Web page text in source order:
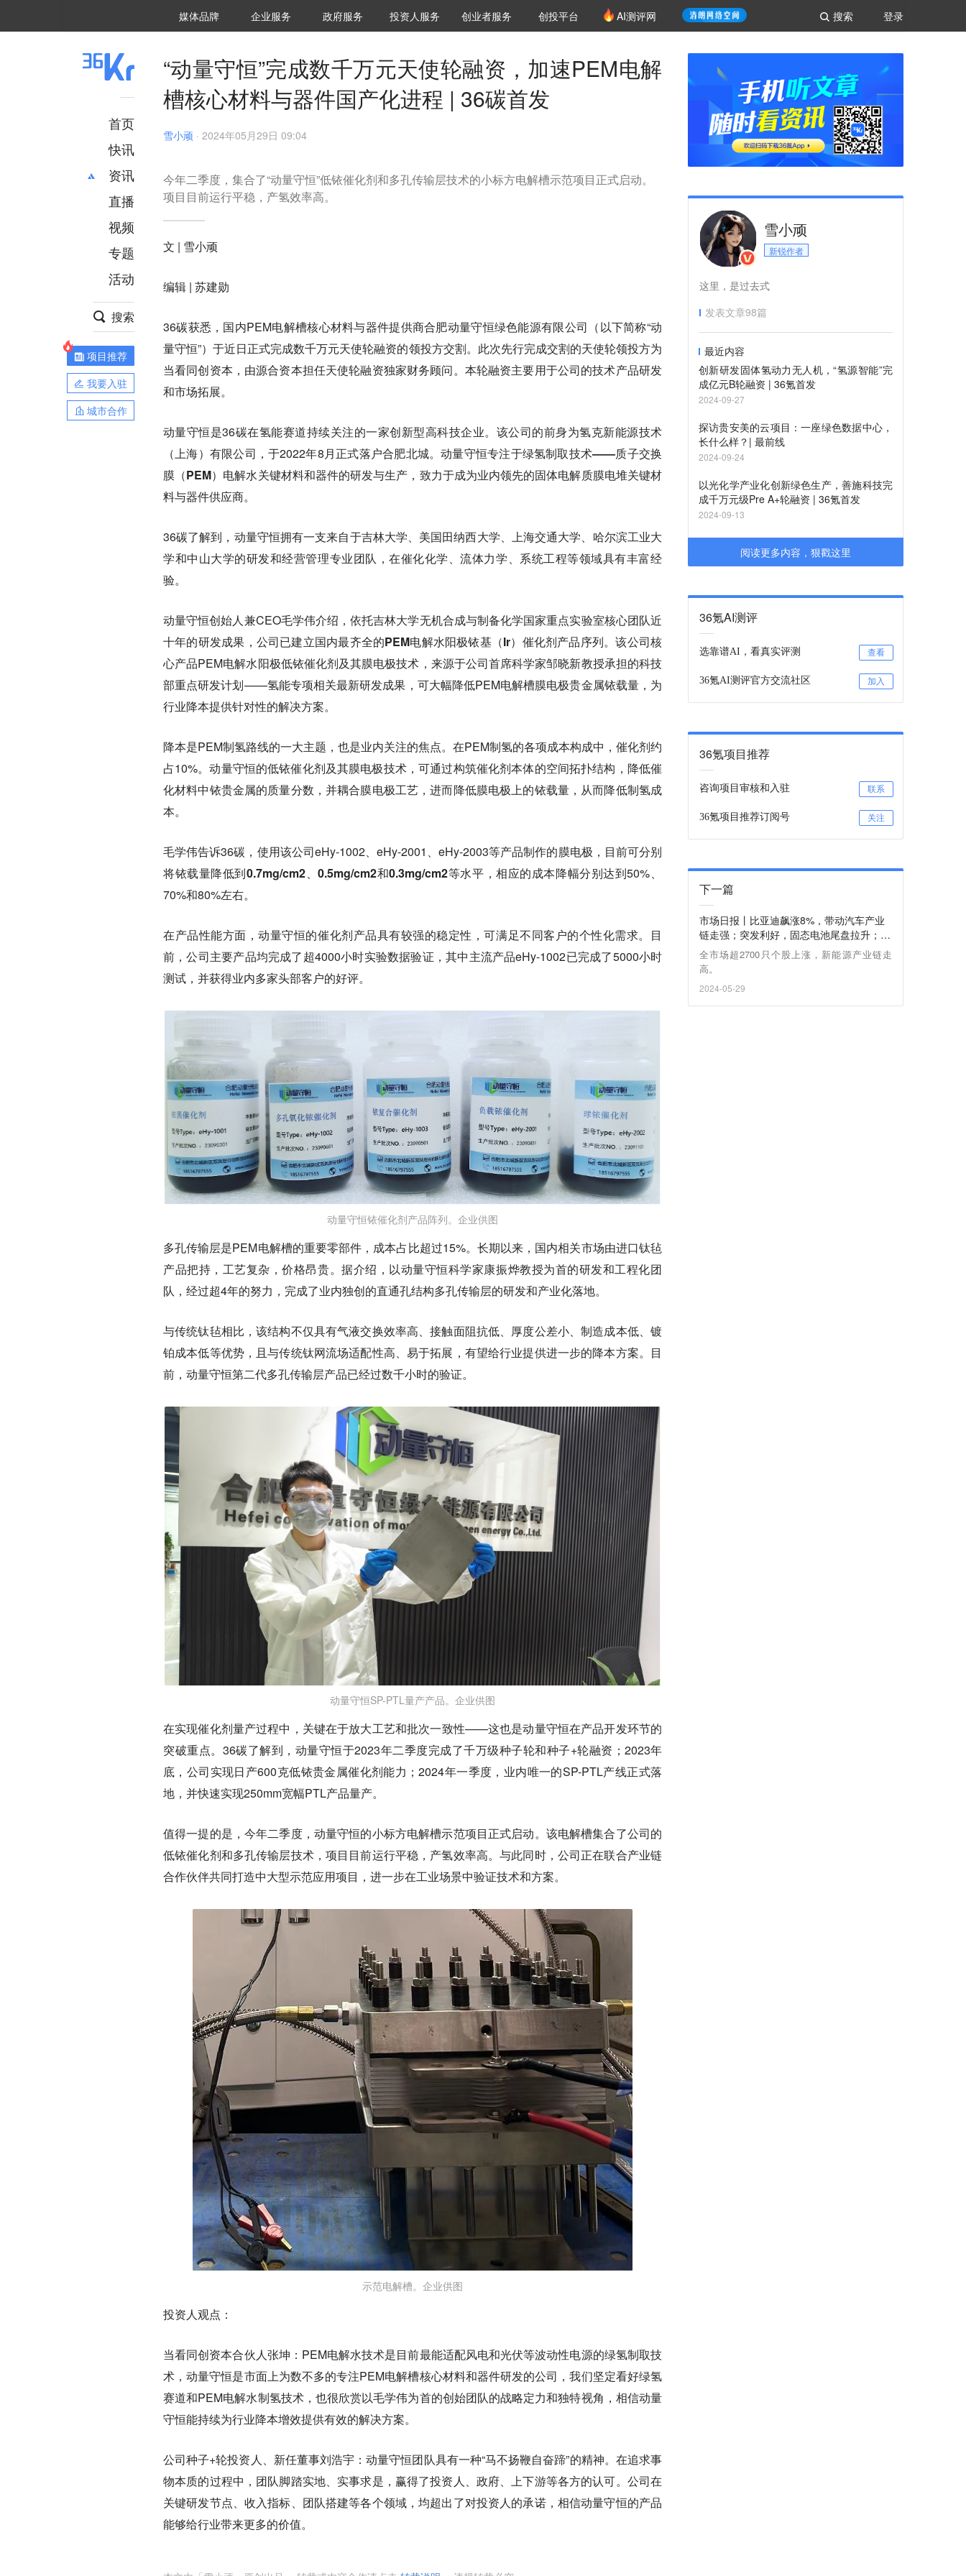
登录
搜索
媒体品牌 36Kr研究院
企业服务 城市之窗
政府服务 VClub投资机构库
投资机构职位推介
投资人服务 创投氪堂
创业者服务 创投平台 AI测评网
首页
快讯
资讯
推荐
财经
项目推荐
安徽
直播
视频
专题
活动
搜索
项目推荐
我要入驻
城市合作
“动量守恒”完成数千万元天使轮融资，加速PEM电解
槽核心材料与器件国产化进程 | 36碳首发
雪小顽 · 2024年05月29日 09:04
今年二季度，集合了“动量守恒”低铱催化剂和多孔传输层技术的小标方电解槽示范项目正式启动。
项目目前运行平稳，产氢效率高。
文 | 雪小顽
编辑 | 苏建勋
36碳获悉，国内PEM电解槽核心材料与器件提供商合肥动量守恒绿色能源有限公司（以下简称“动
量守恒”）于近日正式完成数千万元天使轮融资的领投方交割。此次先行完成交割的天使轮领投方为
当看同创资本，由源合资本担任天使轮融资独家财务顾问。本轮融资主要用于公司的技术产品研发
和市场拓展。
动量守恒是36碳在氢能赛道持续关注的一家创新型高科技企业。该公司的前身为氢克新能源技术
（上海）有限公司，于2022年8月正式落户合肥北城。动量守恒专注于绿氢制取技术——质子交换
膜（PEM）电解水关键材料和器件的研发与生产， 致力于成为业内领先的固体电解质膜电堆关键材
料与器件供应商。
36碳了解到，动量守恒拥有一支来自于吉林大学、美国田纳西大学、上海交通大学、哈尔滨工业大
学和中山大学的研发和经营管理专业团队，在催化化学、流体力学、系统工程等领域具有丰富经
验。
动量守恒创始人兼CEO毛学伟介绍，依托吉林大学无机合成与制备化学国家重点实验室核心团队近
十年的研发成果， 公司已建立国内最齐全的PEM电解水阳极铱基（Ir）催化剂产品序列。该公司核
心产品PEM电解水阳极低铱催化剂及其膜电极技术，来源于公司首席科学家邹晓新教授承担的科技
部重点研发计划——氢能专项相关最新研发成果，可大幅降低PEM电解槽膜电极贵金属铱载量，为
行业降本提供针对性的解决方案。
降本是PEM制氢路线的一大主题，也是业内关注的焦点。在PEM制氢的各项成本构成中，催化剂约
占10%。动量守恒的低铱催化剂及其膜电极技术，可通过构筑催化剂本体的空间拓扑结构，降低催
化材料中铱贵金属的质量分数，并耦合膜电极工艺，进而降低膜电极上的铱载量，从而降低制氢成
本。
毛学伟告诉36碳，使用该公司eHy-1002、eHy-2001、eHy-2003等产品制作的膜电极， 目前可分别
将铱载量降低到0.7mg/cm2、0.5mg/cm2和0.3mg/cm2等水平，相应的成本降幅分别达到50%、
70%和80%左右。
在产品性能方面，动量守恒的催化剂产品具有较强的稳定性，可满足不同客户的个性化需求。目
前，公司主要产品均完成了超4000小时实验数据验证，其中主流产品eHy-1002已完成了5000小时
测试，并获得业内多家头部客户的好评。
动量守恒铱催化剂产品阵列。企业供图
多孔传输层是PEM电解槽的重要零部件，成本占比超过15%。长期以来，国内相关市场由进口钛毡
产品把持，工艺复杂，价格昂贵。据介绍，以动量守恒科学家康振烨教授为首的研发和工程化团
队，经过超4年的努力，完成了业内独创的直通孔结构多孔传输层的研发和产业化落地。
与传统钛毡相比，该结构不仅具有气液交换效率高、接触面阻抗低、厚度公差小、制造成本低、镀
铂成本低等优势，且与传统钛网流场适配性高、易于拓展，有望给行业提供进一步的降本方案。目
前， 动量守恒第二代多孔传输层产品已经过数千小时的验证。
动量守恒SP-PTL量产产品。企业供图
在实现催化剂量产过程中，关键在于放大工艺和批次一致性——这也是动量守恒在产品开发环节的
突破重点。36碳了解到，动量守恒于2023年二季度完成了千万级种子轮和种子+轮融资；2023年
底，公司实现日产600克低铱贵金属催化剂能力；2024年一季度，业内唯一的SP-PTL产线正式落
地，并快速实现250mm宽幅PTL产品量产。
值得一提的是， 今年二季度，动量守恒的小标方电解槽示范项目正式启动。 该电解槽集合了公司的
低铱催化剂和多孔传输层技术，项目目前运行平稳，产氢效率高。与此同时，公司正在联合产业链
合作伙伴共同打造中大型示范应用项目，进一步在工业场景中验证技术和方案。
示范电解槽。企业供图
投资人观点：
当看同创资本合伙人张坤：PEM电解水技术是目前最能适配风电和光伏等波动性电源的绿氢制取技
术，动量守恒是市面上为数不多的专注PEM电解槽核心材料和器件研发的公司，我们坚定看好绿氢
赛道和PEM电解水制氢技术，也很欣赏以毛学伟为首的创始团队的战略定力和独特视角，相信动量
守恒能持续为行业降本增效提供有效的解决方案。
公司种子+轮投资人、新任董事刘浩宇：动量守恒团队具有一种“马不扬鞭自奋蹄”的精神。在追求事
物本质的过程中，团队脚踏实地、实事求是，赢得了投资人、政府、上下游等各方的认可。公司在
关键研发节点、收入指标、团队搭建等各个领域，均超出了对投资人的承诺，相信动量守恒的产品
能够给行业带来更多的价值。
雪小顽
新锐作者
这里，是过去式
发表文章98篇
最近内容
创新研发固体氢动力无人机，“氢源智能”完
成亿元B轮融资 | 36氪首发
2024-09-27
探访贵安美的云项目：一座绿色数据中心，
长什么样？| 最前线
2024-09-24
以光化学产业化创新绿色生产，善施科技完
成千万元级Pre A+轮融资 | 36氪首发
2024-09-13
阅读更多内容，狠戳这里
36氪AI测评
选靠谱AI，看真实评测 查看
36氪AI测评官方交流社区 加入
36氪项目推荐
咨询项目审核和入驻 联系
36氪项目推荐订阅号 关注
下一篇
市场日报丨比亚迪飙涨8%，带动汽车产业
链走强；突发利好，固态电池尾盘拉升；有
色金属行情火热；光伏板块再度走强
全市场超2700只个股上涨，新能源产业链走
高。
2024-05-29